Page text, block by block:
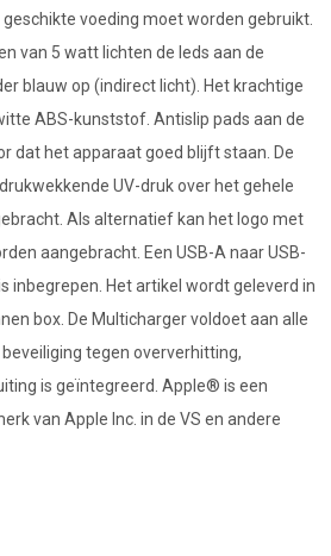
voeding moet worden gebruikt.
van 5 watt lichten de leds aan de
blauw op (indirect licht). Het krachtige
ABS-kunststof. Antislip pads aan de
dat het apparaat goed blijft staan. De
UV-druk over het gehele
Als alternatief kan het logo met
aangebracht. Een USB-A naar USB-
inbegrepen. Het artikel wordt geleverd in
box. De Multicharger voldoet aan alle
tegen oververhitting,
is geïntegreerd. Apple® is een
van Apple Inc. in de VS en andere